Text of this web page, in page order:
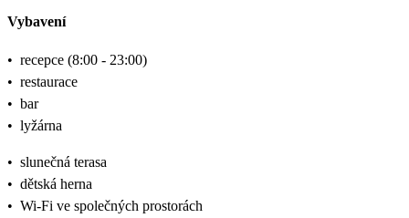
Vybavení
• recepce (8:00 - 23:00)
• restaurace
• bar
• lyžárna
• slunečná terasa
• dětská herna
• Wi-Fi ve společných prostorách